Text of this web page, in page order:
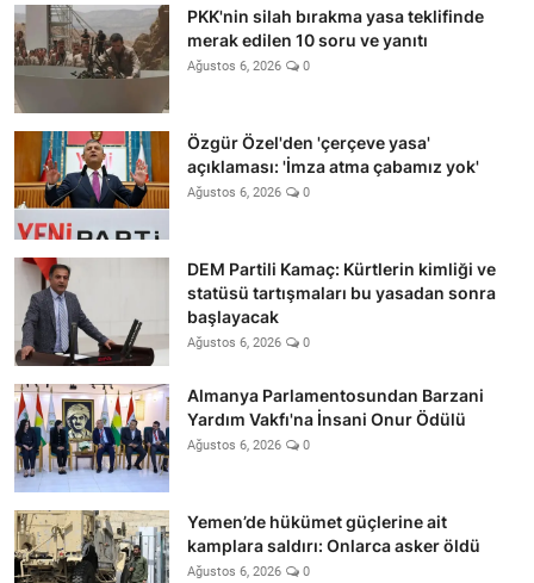
PKK'nin silah bırakma yasa teklifinde
merak edilen 10 soru ve yanıtı
Ağustos 6, 2026 0
Özgür Özel'den 'çerçeve yasa'
açıklaması: 'İmza atma çabamız yok'
Ağustos 6, 2026 0
DEM Partili Kamaç: Kürtlerin kimliği ve
statüsü tartışmaları bu yasadan sonra
başlayacak
Ağustos 6, 2026 0
Almanya Parlamentosundan Barzani
Yardım Vakfı'na İnsani Onur Ödülü
Ağustos 6, 2026 0
Yemen’de hükümet güçlerine ait
kamplara saldırı: Onlarca asker öldü
Ağustos 6, 2026 0